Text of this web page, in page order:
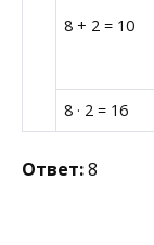
8 + 2 = 10
8 · 2 = 16
Ответ:8